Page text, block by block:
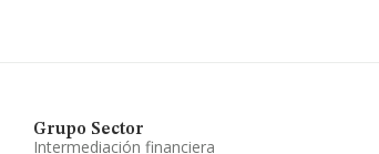
Grupo Sector
Intermediación financiera